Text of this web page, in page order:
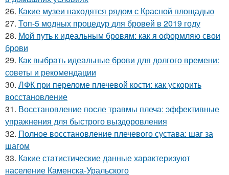
26. Какие музеи находятся рядом с Красной площадью
27. Топ-5 модных процедур для бровей в 2019 году
28. Мой путь к идеальным бровям: как я оформляю свои
брови
29. Как выбрать идеальные брови для долгого времени:
советы и рекомендации
30. ЛФК при переломе плечевой кости: как ускорить
восстановление
31. Восстановление после травмы плеча: эффективные
упражнения для быстрого выздоровления
32. Полное восстановление плечевого сустава: шаг за
шагом
33. Какие статистические данные характеризуют
население Каменска-Уральского